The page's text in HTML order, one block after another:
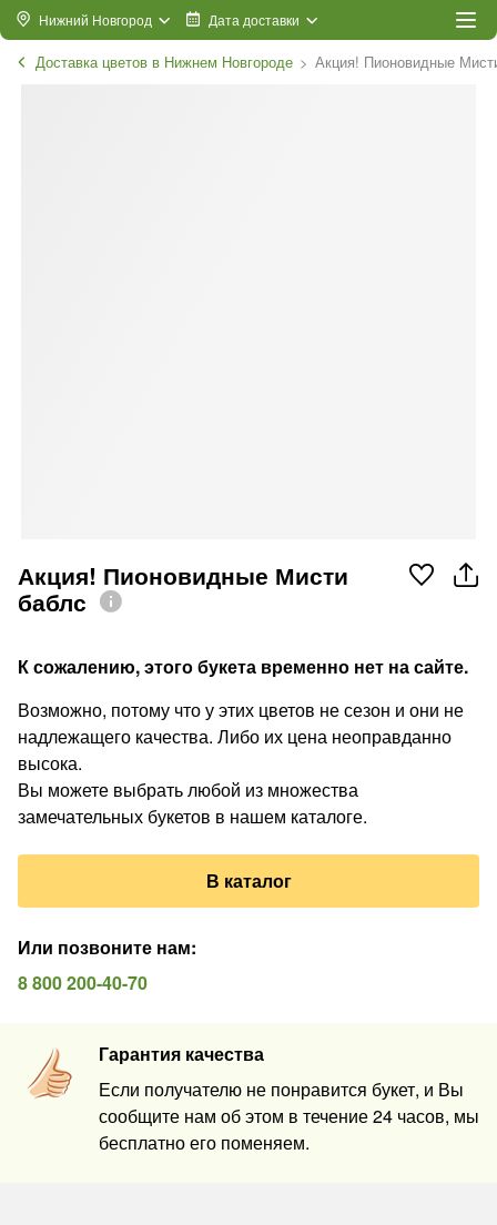
Нижний Новгород Дата доставки
Доставка цветов в Нижнем Новгороде Акция! Пионовидные
Акция! Пионовидные Мисти
баблс
К сожалению, этого букета временно нет на сайте.
Возможно, потому что у этих цветов не сезон и они не
надлежащего качества. Либо их цена неоправданно
высока.
Вы можете выбрать любой из множества
замечательных букетов в нашем каталоге.
В каталог
Или позвоните нам:
8 800 200-40-70
Гарантия качества
Если получателю не понравится букет, и Вы
сообщите нам об этом в течение 24 часов, мы
бесплатно его поменяем.